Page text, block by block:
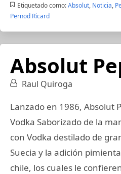
Etiquetado como: Absolut, Noticia,
Pernod Ricard
Absolut
Raul Quiroga
Lanzado en 1986, Absolut
Vodka Saborizado de la
con Vodka destilado de
Suecia y la adición
chile, los cuales le